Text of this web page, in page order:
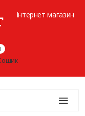
Інтернет магазин